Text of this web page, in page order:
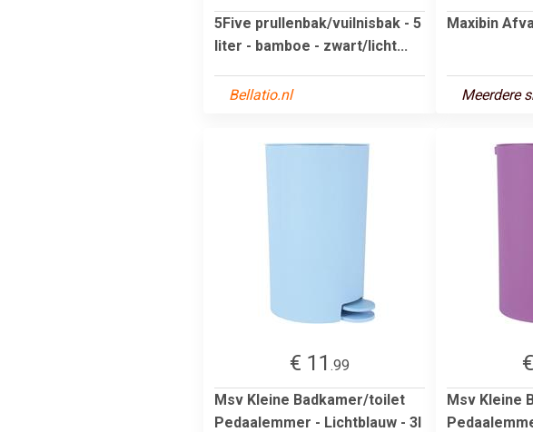
5Five prullenbak/vuilnisbak - 5
liter - bamboe - zwart/licht...
Bellatio.nl
Maxibin
Meerdere
€ 11 .99
Msv Kleine Badkamer/toilet
Pedaalemmer - Lichtblauw - 3l
Msv Kleine